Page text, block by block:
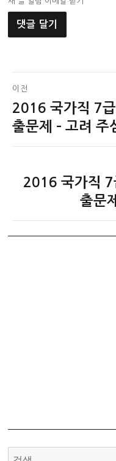
글
탐
색
이전
이
전
2016 국가직 7
출문제 – 고려 주
2016 국가직 7
출문